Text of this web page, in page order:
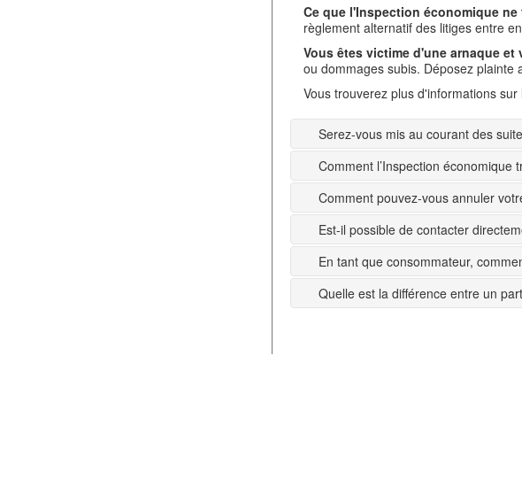
Ce que l'Inspection économique
règlement alternatif des litiges entre
Vous êtes victime d'une arnaque
ou dommages subis. Déposez plainte
Vous trouverez plus d'informations
Serez-vous mis au courant des
Comment l’Inspection
Comment pouvez-vous annuler
Est-il possible de contacter
En tant que consommateur,
Quelle est la différence entre un